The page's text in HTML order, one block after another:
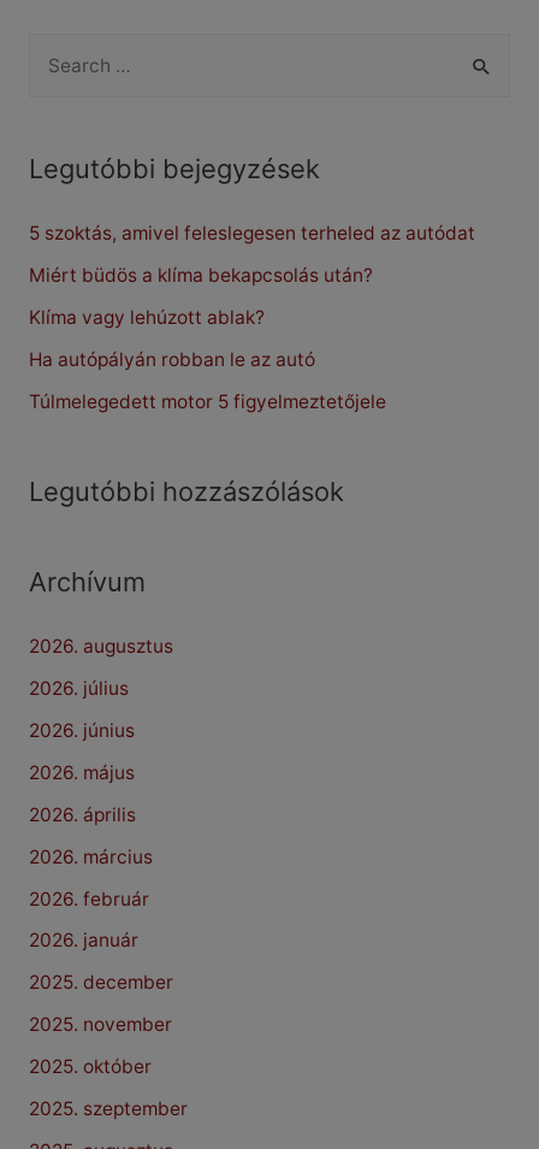
r
h
f
o
r
Legutóbbi bejegyzések
5 szoktás, amivel feleslegesen terheled az autódat
Miért büdös a klíma bekapcsolás után?
Klíma vagy lehúzott ablak?
Ha autópályán robban le az autó
Túlmelegedett motor 5 figyelmeztetőjele
Legutóbbi hozzászólások
Archívum
2026. augusztus
2026. július
2026. június
2026. május
2026. április
2026. március
2026. február
2026. január
2025. december
2025. november
2025. október
2025. szeptember